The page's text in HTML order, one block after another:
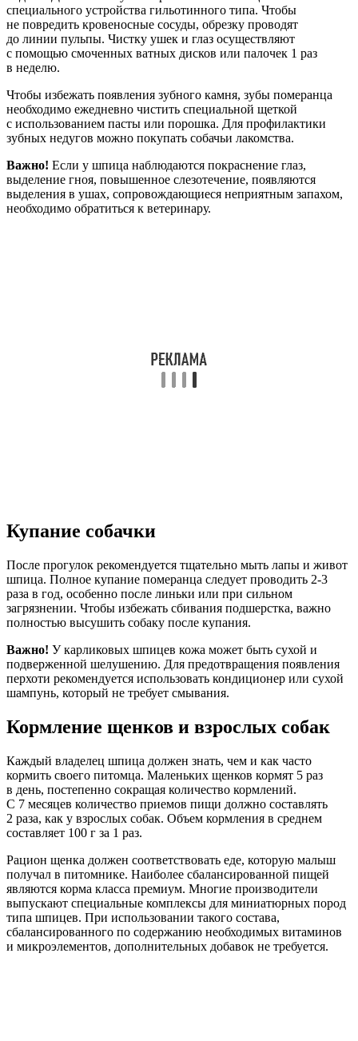
специального устройства гильотинного типа. Чтобы
не повредить кровеносные сосуды, обрезку проводят
до линии пульпы. Чистку ушек и глаз осуществляют
с помощью смоченных ватных дисков или палочек 1 раз
в неделю.
Чтобы избежать появления зубного камня, зубы померанца
необходимо ежедневно чистить специальной щеткой
с использованием пасты или порошка. Для профилактики
зубных недугов можно покупать собачьи лакомства.
Важно! Если у шпица наблюдаются покраснение глаз,
выделение гноя, повышенное слезотечение, появляются
выделения в ушах, сопровождающиеся неприятным запахом,
необходимо обратиться к ветеринару.
Купание собачки
После прогулок рекомендуется тщательно мыть лапы и живот
шпица. Полное купание померанца следует проводить 2-3
раза в год, особенно после линьки или при сильном
загрязнении. Чтобы избежать сбивания подшерстка, важно
полностью высушить собаку после купания.
Важно! У карликовых шпицев кожа может быть сухой и
подверженной шелушению. Для предотвращения появления
перхоти рекомендуется использовать кондиционер или сухой
шампунь, который не требует смывания.
Кормление щенков и взрослых собак
Каждый владелец шпица должен знать, чем и как часто
кормить своего питомца. Маленьких щенков кормят 5 раз
в день, постепенно сокращая количество кормлений.
С 7 месяцев количество приемов пищи должно составлять
2 раза, как у взрослых собак. Объем кормления в среднем
составляет 100 г за 1 раз.
Рацион щенка должен соответствовать еде, которую малыш
получал в питомнике. Наиболее сбалансированной пищей
являются корма класса премиум. Многие производители
выпускают специальные комплексы для миниатюрных пород
типа шпицев. При использовании такого состава,
сбалансированного по содержанию необходимых витаминов
и микроэлементов, дополнительных добавок не требуется.